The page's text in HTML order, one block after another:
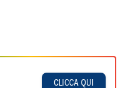
CLICCA QUI